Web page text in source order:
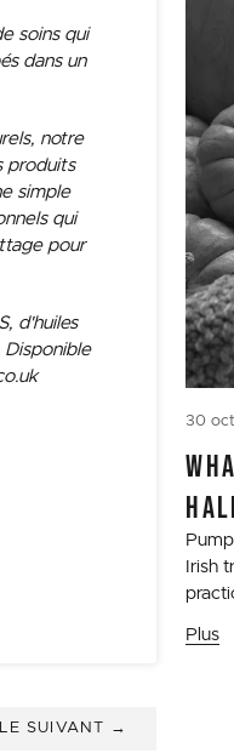
soins qui
dans un
notre
produits
simple
qui
pour
d'huiles
SUIVANT →
30
Irish
Plus